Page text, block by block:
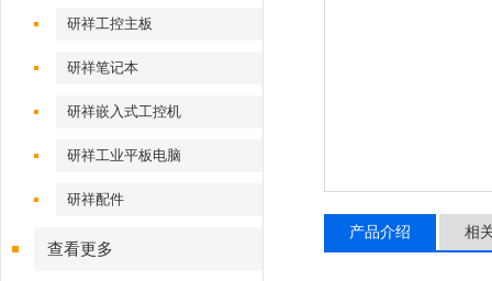
研祥工控主板
研祥笔记本
研祥嵌入式工控机
研祥工业平板电脑
研祥配件
查看更多
产品介绍 相